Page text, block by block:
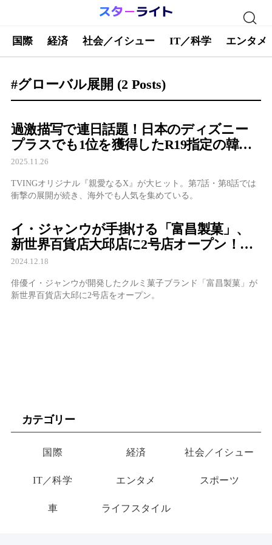
国際 経済 社会／イシュー IT／科学 エンタメ
#グローバル展開 (2 Posts)
過激描写で連日話題！日本のディズニー
プラスでも1位を獲得したR19指定の韓国
ドラマ
2025.11.26
TVINGオリジナル『親愛なるX』が大ヒット。第7話・第8話では
衝撃の展開が続き、海外でも人気を集めている。
イ・ジャンウが手掛ける「富昌製菓」、
新世界百貨店大邱店に2号店オープン！注
目集まる
2024.12.18
俳優イ・ジャンウが開発したクルミ菓子ブランド「富昌製菓」が
新世界百貨店大邱に2号店をオープン。
カテゴリー
国際 経済 社会／イシュー
IT／科学 エンタメ スポーツ
車 ライフスタイル